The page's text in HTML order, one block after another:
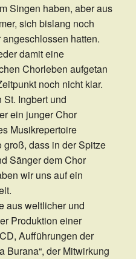
Singen haben, aber aus
sich bislang noch
angeschlossen hatten.
damit eine
Chorleben aufgetan
noch nicht klar.
Ingbert und
ein junger Chor
Musikrepertoire
dass in der Spitze
Sänger dem Chor
wir uns auf ein
aus weltlicher und
Produktion einer
Aufführungen der
Burana“, der Mitwirkung